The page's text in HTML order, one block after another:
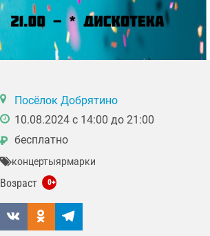
Посёлок Добрятино
10.08.2024 с 14:00 до 21:00
бесплатно
₽
концертыярмарки
Возраст 0+